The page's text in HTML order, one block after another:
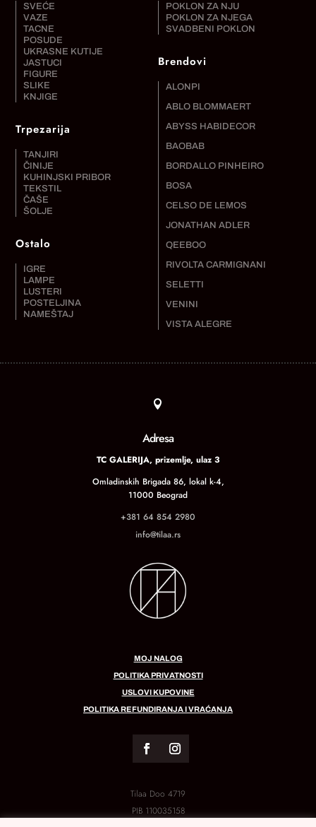
SVEĆE
VAZE
TACNE
POSUDE
UKRASNE KUTIJE
JASTUCI
FIGURE
SLIKE
KNJIGE
Trpezarija
TANJIRI
ČINIJE
KUHINJSKI PRIBOR
TEKSTIL
ČAŠE
ŠOLJE
Ostalo
IGRE
LAMPE
LUSTERI
POSTELJINA
NAMEŠTAJ
POKLON ZA NJU
POKLON ZA NJEGA
SVADBENI POKLON
Brendovi
ALONPI
ABLO BLOMMAERT
ABYSS HABIDECOR
BAOBAB
BORDALLO PINHEIRO
BOSA
CELSO DE LEMOS
JONATHAN ADLER
QEEBOO
RIVOLTA CARMIGNANI
SELETTI
VENINI
VISTA ALEGRE

Adresa
TC GALERIJA, prizemlje, ulaz 3
Omladinskih Brigada 86, lokal k-4,
11000 Beograd
+381 64 854 2980
info@tilaa.rs
MOJ NALOG
POLITIKA PRIVATNOSTI
USLOVI KUPOVINE
POLITIKA REFUNDIRANJA I VRAĆANJA
Tilaa Doo 4719
PIB 110035158